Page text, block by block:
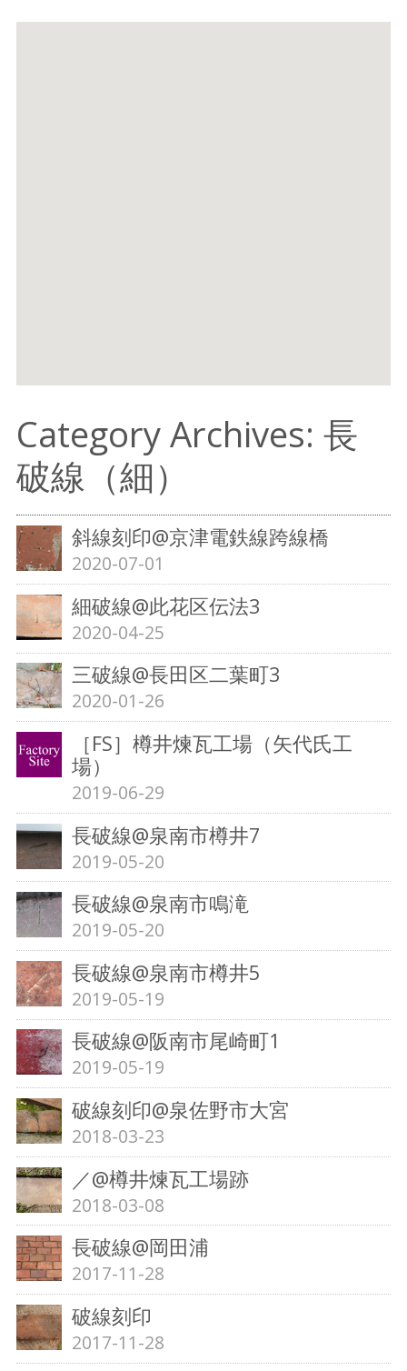
Category Archives: 長
破線（細）
斜線刻印@京津電鉄線跨線橋
2020-07-01
細破線@此花区伝法3
2020-04-25
三破線@長田区二葉町3
2020-01-26
［FS］樽井煉瓦工場（矢代氏工
場）
2019-06-29
長破線@泉南市樽井7
2019-05-20
長破線@泉南市鳴滝
2019-05-20
長破線@泉南市樽井5
2019-05-19
長破線@阪南市尾崎町1
2019-05-19
破線刻印@泉佐野市大宮
2018-03-23
／@樽井煉瓦工場跡
2018-03-08
長破線@岡田浦
2017-11-28
破線刻印
2017-11-28